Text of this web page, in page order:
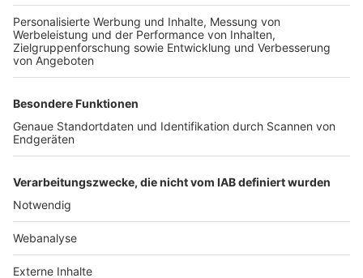
TOP-PARTNER
Nutzungsbedingungen Datenschutz Impressum